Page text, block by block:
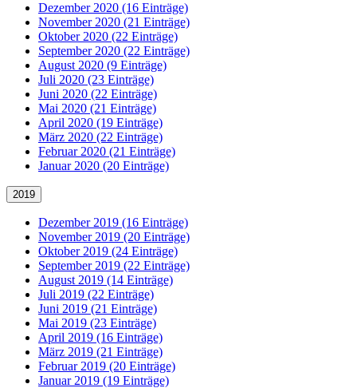
Dezember 2020 (16 Einträge)
November 2020 (21 Einträge)
Oktober 2020 (22 Einträge)
September 2020 (22 Einträge)
August 2020 (9 Einträge)
Juli 2020 (23 Einträge)
Juni 2020 (22 Einträge)
Mai 2020 (21 Einträge)
April 2020 (19 Einträge)
März 2020 (22 Einträge)
Februar 2020 (21 Einträge)
Januar 2020 (20 Einträge)
2019
Dezember 2019 (16 Einträge)
November 2019 (20 Einträge)
Oktober 2019 (24 Einträge)
September 2019 (22 Einträge)
August 2019 (14 Einträge)
Juli 2019 (22 Einträge)
Juni 2019 (21 Einträge)
Mai 2019 (23 Einträge)
April 2019 (16 Einträge)
März 2019 (21 Einträge)
Februar 2019 (20 Einträge)
Januar 2019 (19 Einträge)